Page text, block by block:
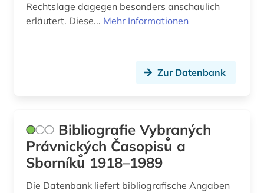
islam (2)
islamismus (1)
italien (1)
Rechtslage dagegen besonders anschaulich
erläutert. Diese... Mehr Informationen
Zur Datenbank
Bibliografie Vybraných
Právnických Časopisu̐ a
Sborníku̐ 1918–1989
Die Datenbank liefert bibliografische Angaben